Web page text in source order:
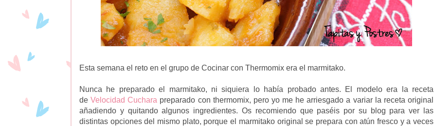
Esta semana el reto en el grupo de Cocinar con Thermomix era el marmitako.
Nunca he preparado el marmitako, ni siquiera lo había probado antes. El modelo era la receta
deVelocidad Cuchara preparado con thermomix, pero yo me he arriesgado a variar la receta original
añadiendo y quitando algunos ingredientes. Os recomiendo que paséis por su blog para ver las
distintas opciones del mismo plato, porque el marmitako original se prepara con atún fresco y a veces